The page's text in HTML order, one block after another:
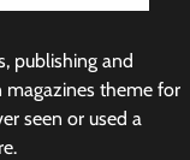
publishing and
magazines theme for
seen or used a